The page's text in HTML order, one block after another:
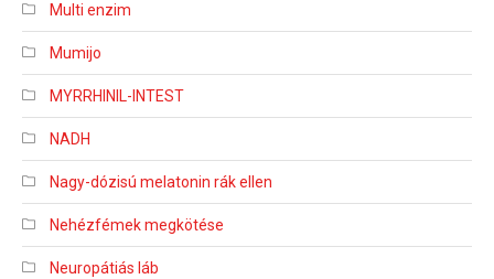
Multi enzim
Mumijo
MYRRHINIL-INTEST
NADH
Nagy-dózisú melatonin rák ellen
Nehézfémek megkötése
Neuropátiás láb